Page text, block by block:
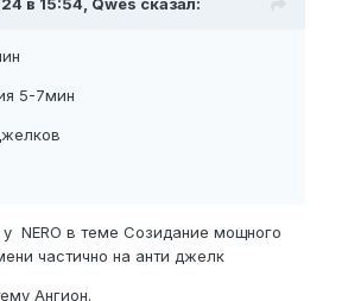
5-7мин
NERO в теме Созидание мощного
частично на анти джелк
Ангион.